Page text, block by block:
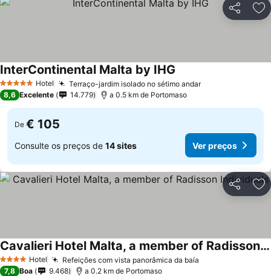
Partilhar
5 Estrelas Hotel Terraço-jardim isolado no sétimo andarVer preços
InterContinental Malta by IHG
8,6 Excelente 14.779 a 0.5 km de Portomaso
De € 105
Consulte os preços de 14 sites Ver preços
Partilhar
4 EstrelasHotel Refeições com vista panorâmica da baía
Cavalieri Hotel Malta, a member of Radisson Individuals
Ver preços
7,8 Boa 9.468 a 0.2 km de Portomaso